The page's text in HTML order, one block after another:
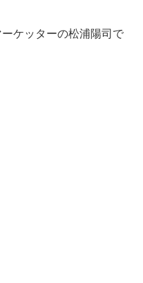
ケッターの松浦陽司で